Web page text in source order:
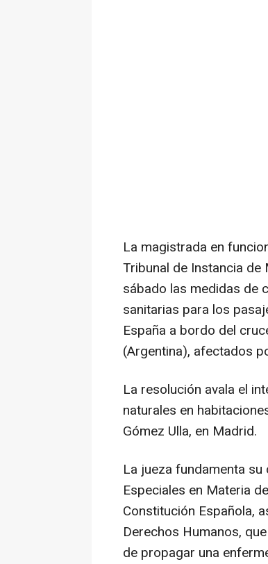
La magistrada en
Tribunal de Instancia de
sábado las medidas de
sanitarias para los
España a bordo del
(Argentina), afectados
La resolución avala el
naturales en
Gómez Ulla, en Madrid.
La jueza fundamenta
Especiales en Materia
Constitución Española,
Derechos Humanos,
de propagar una